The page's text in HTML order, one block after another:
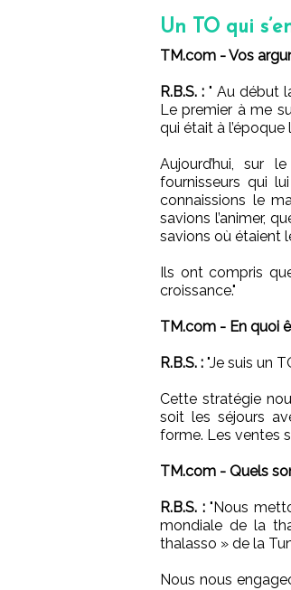
Un TO qui
TM.com - Vos
R.B.S. :" Au début
Le premier à me
qui était à
Aujourd’hui, sur
fournisseurs qui
connaissions le
savions l’animer,
savions où étaient
Ils ont compris
croissance."
TM.com - En quoi
R.B.S. : "Je suis un
Cette stratégie
soit les séjours
forme. Les ventes
TM.com - Quels
R.B.S. :"Nous
mondiale de la
thalasso » de la
Nous nous